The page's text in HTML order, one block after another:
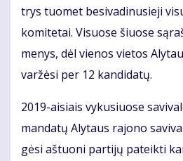
trys tuo­met be­si­va­di­nu­sie­ji
ko­mi­te­tai. Vi­suo­se šiuo­se
me­nys, dėl vie­nos vie­tos
var­žė­si per 12 kan­di­da­tų.
2019-ai­siais vy­ku­siuo­se
man­da­tų Aly­taus ra­jo­no
gė­si aš­tuo­ni par­ti­jų pa­teik­ti